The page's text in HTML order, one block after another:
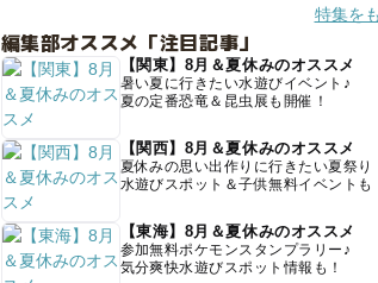
特集を
編集部オススメ「注目記事」
【関東】8月＆夏休みのオススメ
暑い夏に行きたい水遊びイベント♪
夏の定番恐竜＆昆虫展も開催！
【関西】8月＆夏休みのオススメ
夏休みの思い出作りに行きたい夏祭り
水遊びスポット＆子供無料イベントも
【東海】8月＆夏休みのオススメ
参加無料ポケモンスタンプラリー♪
気分爽快水遊びスポット情報も！